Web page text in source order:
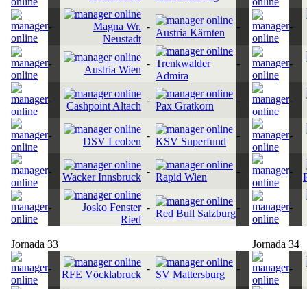
-
Magna Wr.
Neustadt
-
Austria Kärnten
- -
-
Austria Wien
- Trenkwalder
Admira
- -
-
Cashpoint Altach
-
Pax Gratkorn
- -
-
DSV Leoben
-
KSV Superfund
- -
-
Wacker Innsbruck
-
Rapid Wien
- -
-
Josko Fenster
Ried
-
Red Bull Salzburg
- -
Jornada 33 Jornada 34
-
RFE Vöcklabruck
-
SV Mattersburg
- -